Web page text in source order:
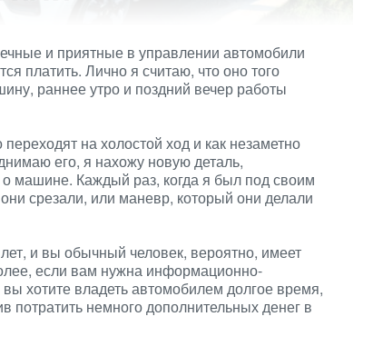
и приятные в управлении автомобили
платить. Лично я считаю, что оно того
раннее утро и поздний вечер работы
на холостой ход и как незаметно
его, я нахожу новую деталь,
машине. Каждый раз, когда я был под своим
срезали, или маневр, который они делали
и вы обычный человек, вероятно, имеет
если вам нужна информационно-
хотите владеть автомобилем долгое время,
потратить немного дополнительных денег в